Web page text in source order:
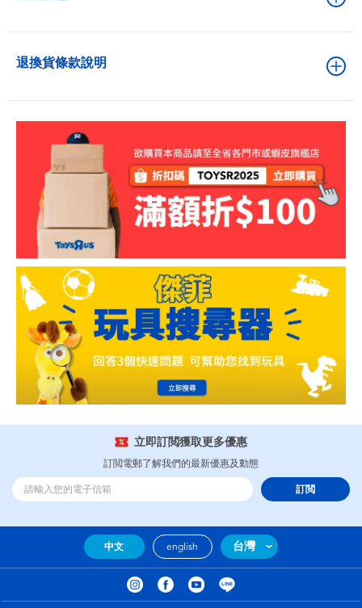
退換貨條款說明
立即訂閲獲取更多優惠
訂閲電郵了解我們的最新優惠及動態
訂閲
中文 english 台灣